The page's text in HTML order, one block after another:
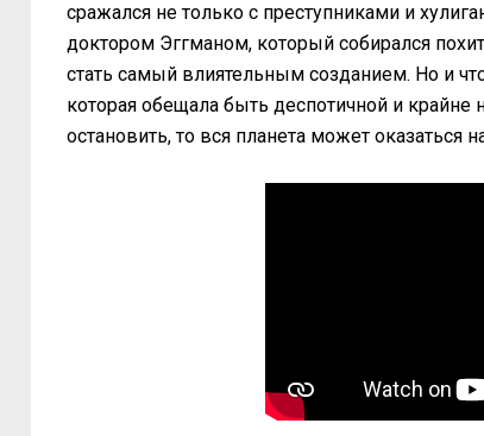
сражался не только с преступниками и
доктором Эггманом, который собирался
стать самый влиятельным созданием. Но и
которая обещала быть деспотичной и
остановить, то вся планета может оказаться